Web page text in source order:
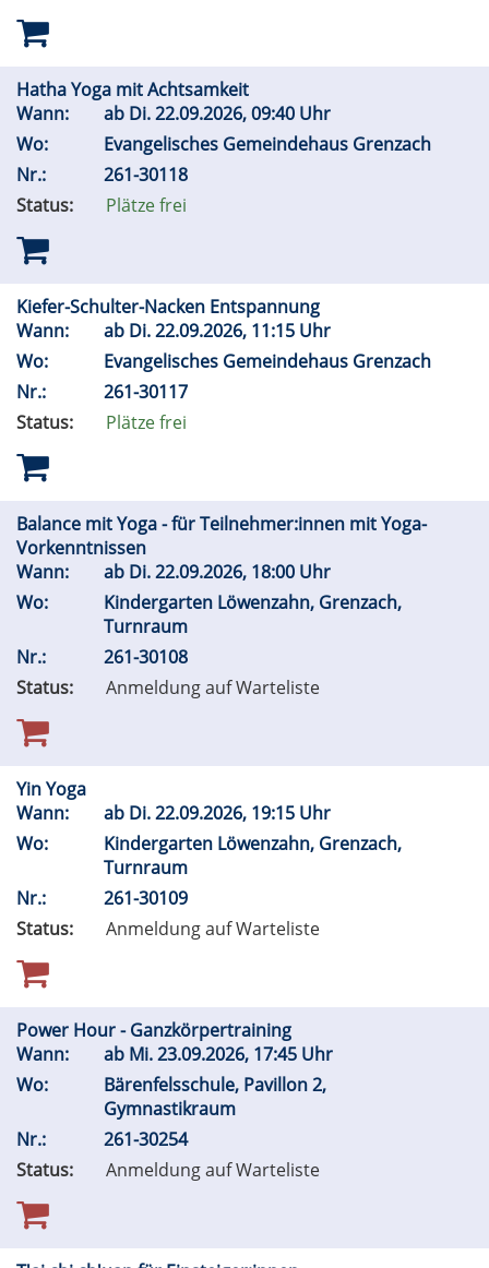
Hatha Yoga mit Achtsamkeit
Wann:
ab Di.22.09.2026, 09:40 Uhr
Wo:
Evangelisches Gemeindehaus Grenzach
Nr.:
261-30118
Status:
Plätze frei
Kiefer-Schulter-Nacken Entspannung
Wann:
ab Di.22.09.2026, 11:15 Uhr
Wo:
Evangelisches Gemeindehaus Grenzach
Nr.:
261-30117
Status:
Plätze frei
Balance mit Yoga - für Teilnehmer:innen mit Yoga-
Vorkenntnissen
Wann:
ab Di.22.09.2026, 18:00 Uhr
Wo:
Kindergarten Löwenzahn, Grenzach,
Turnraum
Nr.:
261-30108
Status:
Anmeldung auf Warteliste
Yin Yoga
Wann:
ab Di.22.09.2026, 19:15 Uhr
Wo:
Kindergarten Löwenzahn, Grenzach,
Turnraum
Nr.:
261-30109
Status:
Anmeldung auf Warteliste
Power Hour - Ganzkörpertraining
Wann:
ab Mi.23.09.2026, 17:45 Uhr
Wo:
Bärenfelsschule, Pavillon 2,
Gymnastikraum
Nr.:
261-30254
Status:
Anmeldung auf Warteliste